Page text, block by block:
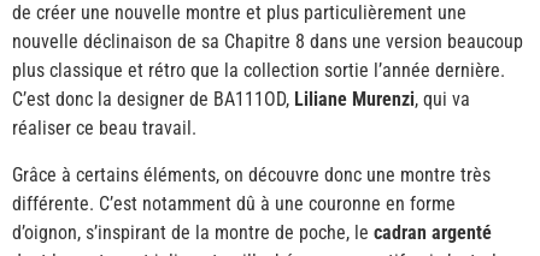
de créer une nouvelle montre et plus particulièrement une
nouvelle déclinaison de sa Chapitre 8 dans une version beaucoup
plus classique et rétro que la collection sortie l’année dernière.
C’est donc la designer de BA111OD, Liliane Murenzi, qui va
réaliser ce beau travail.
Grâce à certains éléments, on découvre donc une montre très
différente. C’est notamment dû à une couronne en forme
d’oignon, s’inspirant de la montre de poche, le cadran argenté